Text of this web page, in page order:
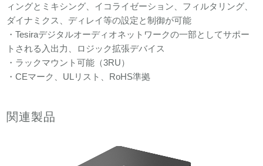
ィングとミキシング、イコライゼーション、フィルタリング、
ダイナミクス、ディレイ等の設定と制御が可能
・Tesiraデジタルオーディオネットワークの一部としてサポー
トされる入出力、ロジック拡張デバイス
・ラックマウント可能（3RU）
・CEマーク、ULリスト、RoHS準拠
関連製品